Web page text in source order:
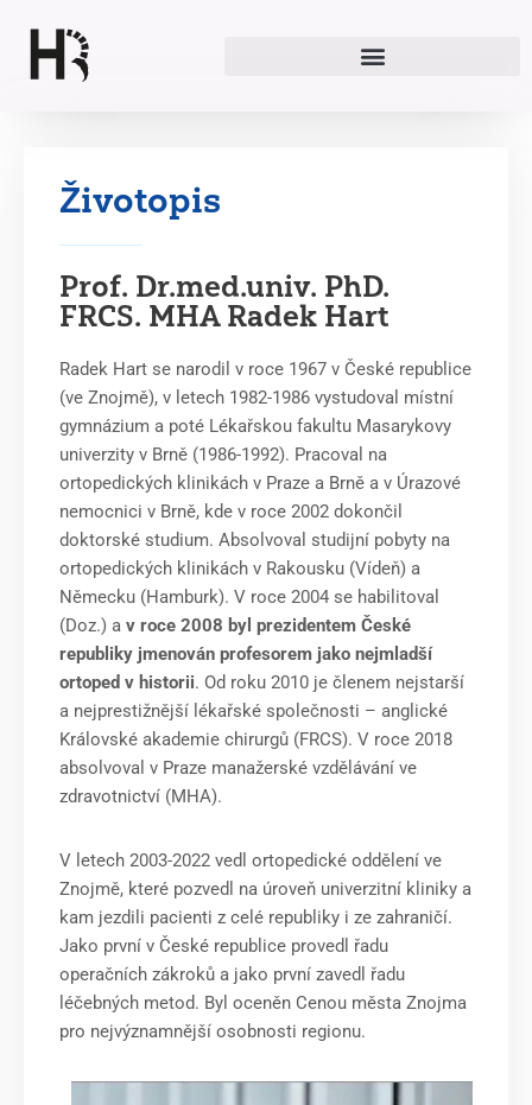
Přeskočit
Životopis
Prof. Dr.med.univ. PhD.
FRCS. MHA Radek Hart
Radek Hart se narodil v roce 1967 v České republice
(ve Znojmě), v letech 1982-1986 vystudoval místní
gymnázium a poté Lékařskou fakultu Masarykovy
univerzity v Brně (1986-1992). Pracoval na
ortopedických klinikách v Praze a Brně a v Úrazové
nemocnici v Brně, kde v roce 2002 dokončil
doktorské studium. Absolvoval studijní pobyty na
ortopedických klinikách v Rakousku (Vídeň) a
Německu (Hamburk). V roce 2004 se habilitoval
(Doz.) a v roce 2008 byl prezidentem České
republiky jmenován profesorem jako nejmladší
ortoped v historii. Od roku 2010 je členem nejstarší
a nejprestižnější lékařské společnosti – anglické
Královské akademie chirurgů (FRCS). V roce 2018
absolvoval v Praze manažerské vzdělávání ve
zdravotnictví (MHA).
V letech 2003-2022 vedl ortopedické oddělení ve
Znojmě, které pozvedl na úroveň univerzitní kliniky a
kam jezdili pacienti z celé republiky i ze zahraničí.
Jako první v České republice provedl řadu
operačních zákroků a jako první zavedl řadu
léčebných metod. Byl oceněn Cenou města Znojma
pro nejvýznamnější osobnosti regionu.